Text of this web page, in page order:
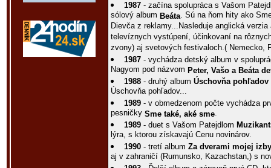
1987 - začína spolupráca s Vašom
sólový album Beáta. Sú na ňom hity ako
Dievča z reklamy...Nasleduje anglická
televíznych vystúpení, účinkovaní na
zvony) aj svetových festivaloch.( Nemecko,
1987 - vychádza detský album v
Nagyom pod názvom Peter, Vašo a Beáta
1988 - druhý album Úschovňa pohľadov
Úschovňa pohľadov...
1989 - v obmedzenom počte vychádza
pesničky Sme také, aké sme.
1989 - duet s Vašom Patejdlom
lýra, s ktorou získavajú Cenu novinárov.
1990 - tretí album Za dverami mojej izby
aj v zahraničí (Rumunsko, Kazachstan,) s